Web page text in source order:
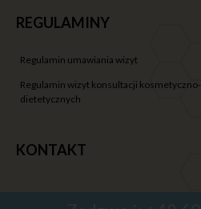
REGULAMINY
regulamin umawiania wizyt
regulamin wizyt konsultacji kosmetyczno-
dietetycznych
KONTAKT